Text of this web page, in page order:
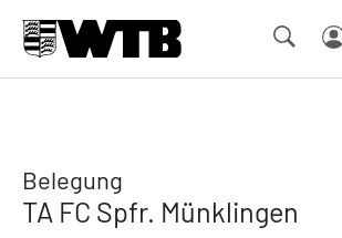
Belegung
TA FC Spfr. Münklingen